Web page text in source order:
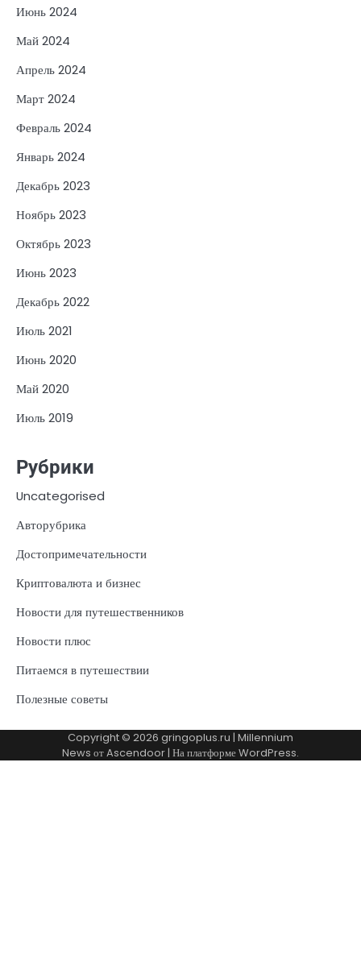
Июнь 2024
Май 2024
Апрель 2024
Март 2024
Февраль 2024
Январь 2024
Декабрь 2023
Ноябрь 2023
Октябрь 2023
Июнь 2023
Декабрь 2022
Июль 2021
Июнь 2020
Май 2020
Июль 2019
Рубрики
Uncategorised
Авторубрика
Достопримечательности
Криптовалюта и бизнес
Новости для путешественников
Новости плюс
Питаемся в путешествии
Полезные советы
Copyright © 2026 gringoplus.ru | Millennium
News отAscendoor| На платформеWordPress.